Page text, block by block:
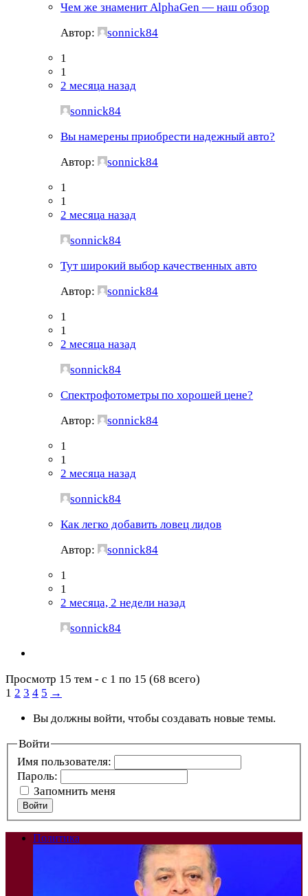
Чем же знаменит AlphaGen — наш обзор
Автор:
sonnick84
1
1
2 месяца назад
sonnick84
Вы намерены приобрести надежный авто?
Автор:
sonnick84
1
1
2 месяца назад
sonnick84
Тут широкий выбор качественных авто
Автор:
sonnick84
1
1
2 месяца назад
sonnick84
Спектрофотометры по хорошей цене?
Автор:
sonnick84
1
1
2 месяца назад
sonnick84
Как легко добавить ловец лидов
Автор:
sonnick84
1
1
2 месяца, 2 недели назад
sonnick84
Просмотр 15 тем - с 1 по 15 (68 всего)
1 2 3 4 5 →
Вы должны войти, чтобы создавать новые темы.
Войти
Имя пользователя:
Пароль:
Запомнить меня
Войти
Политика